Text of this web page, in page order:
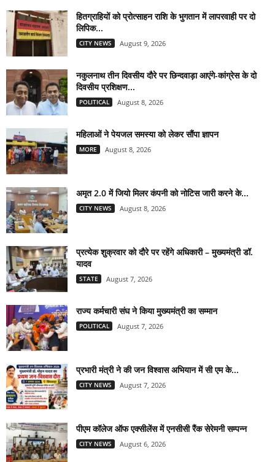
हितग्राहियों को प्रोत्साहन राशि के भुगतान में लापरवाही पर दो
लिपिक...
CITY NEWS August 9, 2026
नकुलनाथ तीन दिवसीय दौरे पर छिन्दवाड़ा आएंगे-कांग्रेस के दो
दिवसीय प्रशिक्षण...
POLITICAL August 8, 2026
महिलाओं ने पेयजल समस्या को लेकर सौंपा ज्ञापन
MORE August 8, 2026
अमृत 2.0 में जियो मिलर कंपनी को नोटिस जारी करने के...
CITY NEWS August 8, 2026
प्रत्येक शुक्रवार को दौरे पर रहेंगे अधिकारी – मुख्यमंत्री डॉ.
यादव
STATE August 7, 2026
राज्य कर्मचारी संघ ने किया मुख्यमंत्री का सम्मान
POLITICAL August 7, 2026
प्रभारी मंत्री ने की जन विश्वास अभियान में सी एम के...
CITY NEWS August 7, 2026
पीएम कॉलेज ऑफ एक्सीलेंस में एनसीसी रैंक सेरेमनी सम्पन्न
CITY NEWS August 6, 2026